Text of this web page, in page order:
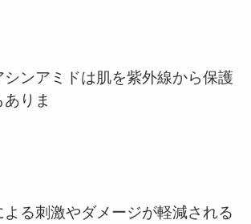
アミドは肌を紫外線から保護
りま
。
る刺激やダメージが軽減される